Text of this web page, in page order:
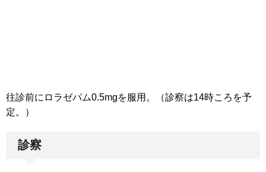
往診前にロラゼパム0.5mgを服用。（診察は14時ころを予
定。）
診察